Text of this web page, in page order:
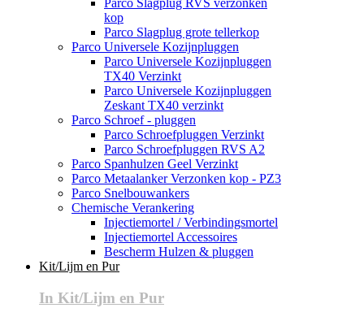
Parco Slagplug RVS verzonken
kop
Parco Slagplug grote tellerkop
Parco Universele Kozijnpluggen
Parco Universele Kozijnpluggen
TX40 Verzinkt
Parco Universele Kozijnpluggen
Zeskant TX40 verzinkt
Parco Schroef - pluggen
Parco Schroefpluggen Verzinkt
Parco Schroefpluggen RVS A2
Parco Spanhulzen Geel Verzinkt
Parco Metaalanker Verzonken kop - PZ3
Parco Snelbouwankers
Chemische Verankering
Injectiemortel / Verbindingsmortel
Injectiemortel Accessoires
Bescherm Hulzen & pluggen
Kit/Lijm en Pur
In Kit/Lijm en Pur